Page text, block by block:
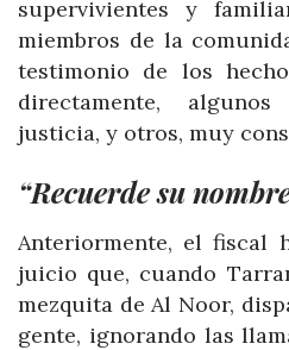
supervivientes y
miembros de la
testimonio de los
directamente,
justicia, y otros, muy
“Recuerde su
Anteriormente, el fiscal
juicio que, cuando
mezquita de Al Noor,
gente, ignorando las